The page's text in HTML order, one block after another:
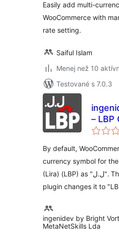
Easily add multi-
WooCommerce with
rate setting.
Saiful Islam
Menej než 10
Testované s 7.0.3
– LBP
By default,
currency symbol for
(Lira) (LBP) as "ل.ل". This ingenidev
plugin changes it to
ingenidev by Bright
MetaNetSkills Lda